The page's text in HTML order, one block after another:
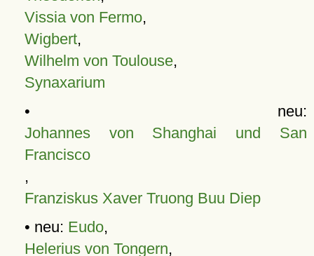
Vissia von Fermo,
Wigbert,
Wilhelm von Toulouse,
Synaxarium
• neu:
Johannes von Shanghai und San
Francisco
,
Franziskus Xaver Truong Buu Diep
• neu: Eudo,
Helerius von Tongern,